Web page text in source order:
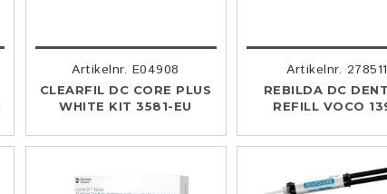
Artikelnr. E04908
CLEARFIL DC CORE PLUS
WHITE KIT 3581-EU
Artikelnr. 278511
REBILDA DC
REFILL VOCO